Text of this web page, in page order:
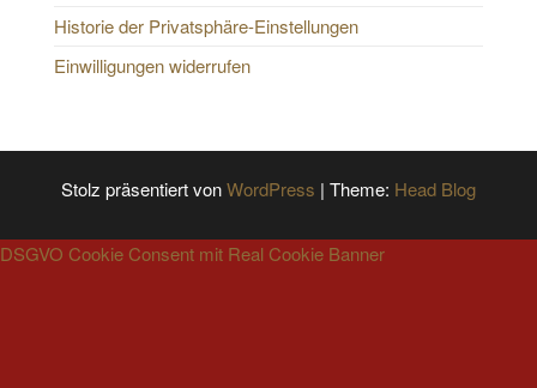
Historie der Privatsphäre-Einstellungen
Einwilligungen widerrufen
Stolz präsentiert vonWordPress | Theme: Head Blog
DSGVO Cookie Consent mit Real Cookie Banner